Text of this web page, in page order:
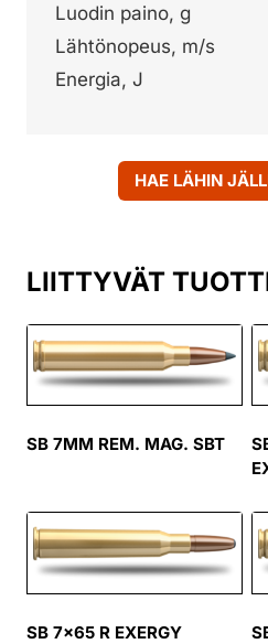
Luodin paino, g
Lähtönopeus, m/s
Energia, J
HAE LÄHIN
LIITTYVÄT
SB 7MM REM. MAG. SBT
SB 7×65 R EXERGY